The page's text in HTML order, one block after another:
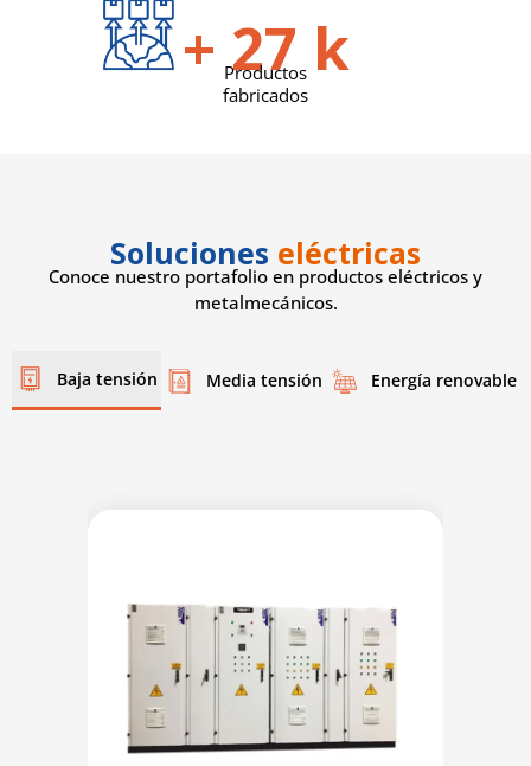
+ 31 k
Productos
fabricados
Soluciones eléctricas
Conoce nuestro portafolio en productos eléctricos y
metalmecánicos.
Baja tensión Media tensión Energía renovable